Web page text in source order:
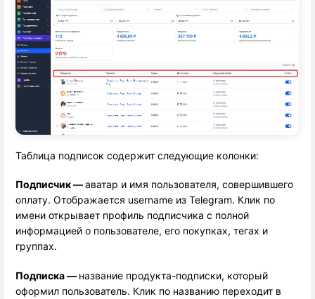
Таблица подписок содержит следующие колонки:
Подписчик — аватар и имя пользователя, совершившего
оплату. Отображается username из Telegram. Клик по
имени открывает профиль подписчика с полной
информацией о пользователе, его покупках, тегах и
группах.
Подписка — название продукта-подписки, который
оформил пользователь. Клик по названию переходит в